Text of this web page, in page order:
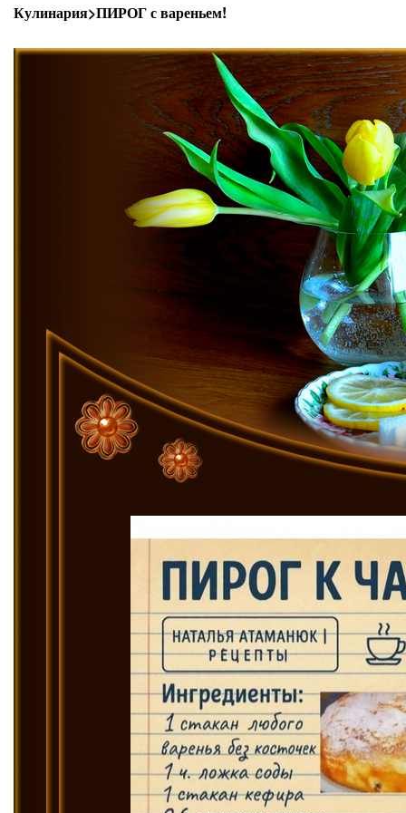
Кулинария>ПИРОГ с вареньем!